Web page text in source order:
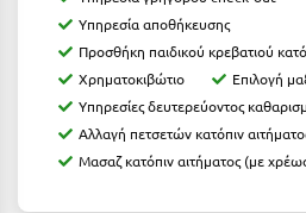
Καρδίτσα
Κάρπαθος
Καρπενήσι
Κάρυστος
Υπηρεσία αποθήκευσης
Προσθήκη παιδικού κρεβατιού
Χρηματοκιβώτιο
Επιλογή
Υπηρεσίες δευτερεύοντος
Αλλαγή πετσετών κατόπιν
Μασαζ κατόπιν αιτήματος (με